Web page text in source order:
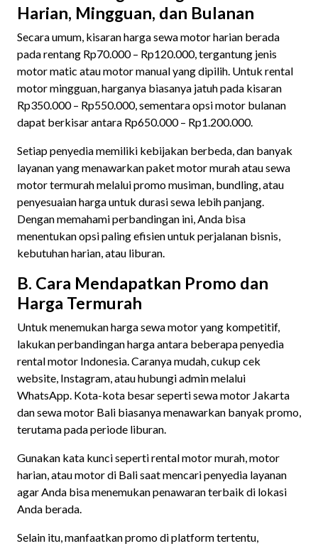
Harian, Mingguan, dan Bulanan
Secara umum, kisaran harga sewa motor harian berada
pada rentang Rp70.000 – Rp120.000, tergantung jenis
motor matic atau motor manual yang dipilih. Untuk rental
motor mingguan, harganya biasanya jatuh pada kisaran
Rp350.000 – Rp550.000, sementara opsi motor bulanan
dapat berkisar antara Rp650.000 – Rp1.200.000.
Setiap penyedia memiliki kebijakan berbeda, dan banyak
layanan yang menawarkan paket motor murah atau sewa
motor termurah melalui promo musiman, bundling, atau
penyesuaian harga untuk durasi sewa lebih panjang.
Dengan memahami perbandingan ini, Anda bisa
menentukan opsi paling efisien untuk perjalanan bisnis,
kebutuhan harian, atau liburan.
B. Cara Mendapatkan Promo dan
Harga Termurah
Untuk menemukan harga sewa motor yang kompetitif,
lakukan perbandingan harga antara beberapa penyedia
rental motor Indonesia. Caranya mudah, cukup cek
website, Instagram, atau hubungi admin melalui
WhatsApp. Kota-kota besar seperti sewa motor Jakarta
dan sewa motor Bali biasanya menawarkan banyak promo,
terutama pada periode liburan.
Gunakan kata kunci seperti rental motor murah, motor
harian, atau motor di Bali saat mencari penyedia layanan
agar Anda bisa menemukan penawaran terbaik di lokasi
Anda berada.
Selain itu, manfaatkan promo di platform tertentu,